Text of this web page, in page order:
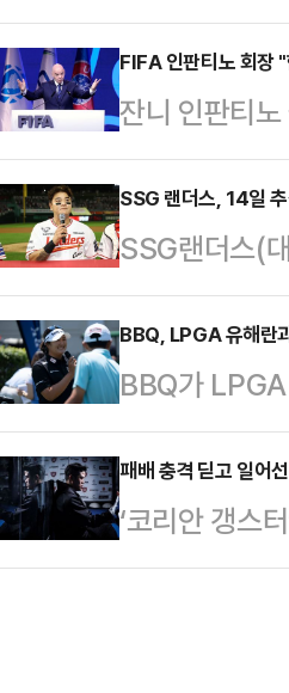
선 무대에 올
라크 바스라
컵 아시아 3
써 5승 4무(
면서 최종전
상위 2개팀이
한 …
FIFA 인판티노 회장
잔니 인판티
출을 축하했
팀의 11회 연
진심으로 축
출이라는 기
드컵 11회 연
리아(이상 14
SSG 랜더스, 14일
SSG랜더스(
에서 열리는
을 개최한다.
추신수 보좌
부를 실천한
에게 감사의
자 마련됐다.
된다. 추 보좌
BBQ, LPGA 유해란
BBQ가
룹)와 함께 골
은 지난 3일(
프로와 함께
으로 열린 이
패배 충격 딛고 일어
‘코리안 갱스
서 박원식은